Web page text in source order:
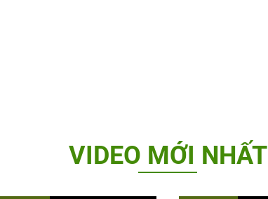
VIDEO MỚI NHẤT